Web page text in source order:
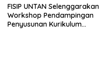
FISIP UNTAN Selenggarakan
Workshop Pendampingan
Penyusunan Kurikulum